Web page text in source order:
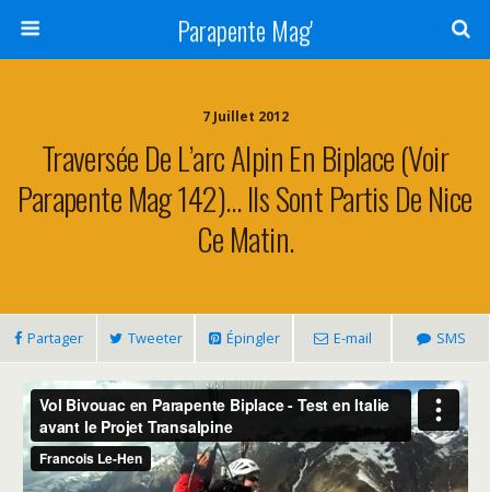
Parapente Mag'
7 Juillet 2012
Traversée De L’arc Alpin En Biplace (voir
Parapente Mag 142)… Ils Sont Partis De Nice
Ce Matin.
Partager Tweeter Épingler E-mail SMS